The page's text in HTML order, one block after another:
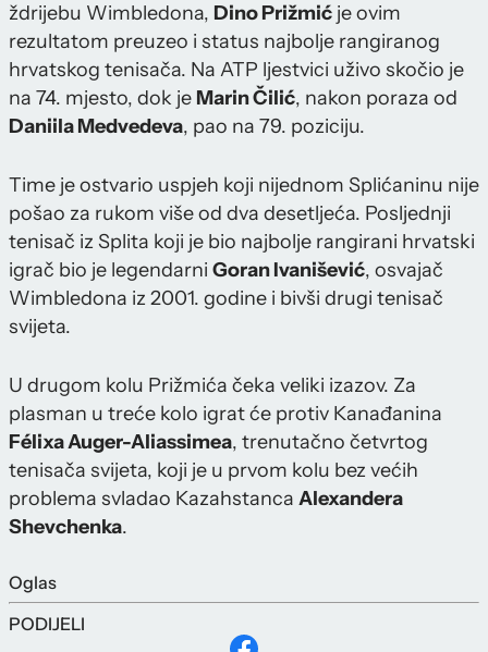
ždrijebu Wimbledona, Dino Prižmić je ovim
rezultatom preuzeo i status najbolje rangiranog
hrvatskog tenisača. Na ATP ljestvici uživo skočio je
na 74. mjesto, dok je Marin Čilić, nakon poraza od
Daniila Medvedeva, pao na 79. poziciju.
Time je ostvario uspjeh koji nijednom Splićaninu nije
pošao za rukom više od dva desetljeća. Posljednji
tenisač iz Splita koji je bio najbolje rangirani hrvatski
igrač bio je legendarni Goran Ivanišević, osvajač
Wimbledona iz 2001. godine i bivši drugi tenisač
svijeta.
U drugom kolu Prižmića čeka veliki izazov. Za
plasman u treće kolo igrat će protiv Kanađanina
Félixa Auger-Aliassimea, trenutačno četvrtog
tenisača svijeta, koji je u prvom kolu bez većih
problema svladao Kazahstanca Alexandera
Shevchenka.
Oglas
PODIJELI